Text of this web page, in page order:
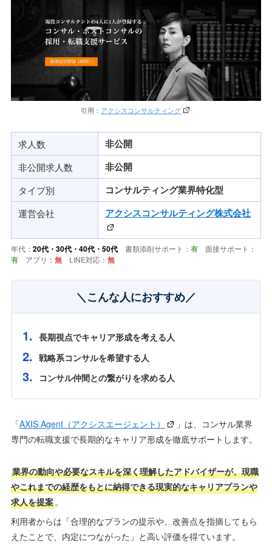
引用： アクシスコンサルティング
求人数 非公開
非公開求人数 非公開
タイプ別 コンサルティング業界特化型
運営会社 アクシスコンサルティング株式会社
年代： 20代・30代・40代・50代書類添削サポート： 有面接サポート：
有アプリ： 無LINE対応： 無
＼こんな人におすすめ／
長期視点でキャリア形成を考える人
戦略系コンサルを希望する人
コンサル仲間との繋がりを求める人
「AXIS Agent（アクシスエージェント）
」は、コンサル業界
専門の転職支援で長期的なキャリア形成を徹底サポートします。
業界の動向や必要なスキルを深く理解したアドバイザーが、現職
やこれまでの経歴をもとに納得できる現実的なキャリアプランや
求人を提案。
利用者からは「合理的なプランの提示や、改善点を指摘してもら
えたことで、内定につながった」と高い評価を得ています。